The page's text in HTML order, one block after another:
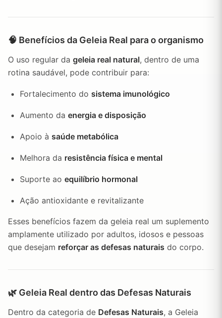
🧠 Benefícios da Geleia Real para o organismo
O uso regular da geleia real natural, dentro de uma
rotina saudável, pode contribuir para:
Fortalecimento do sistema imunológico
Aumento da energia e disposição
Apoio à saúde metabólica
Melhora da resistência física e mental
Suporte ao equilíbrio hormonal
Ação antioxidante e revitalizante
Esses benefícios fazem da geleia real um suplemento
amplamente utilizado por adultos, idosos e pessoas
que desejam reforçar as defesas naturais do corpo.
🌿 Geleia Real dentro das Defesas Naturais
Dentro da categoria de Defesas Naturais, a Geleia